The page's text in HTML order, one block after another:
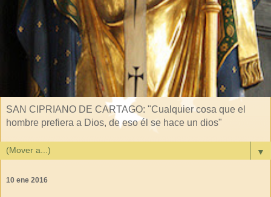
SAN CIPRIANO DE CARTAGO: "Cualquier cosa que el
hombre prefiera a Dios, de eso él se hace un dios"
▼
10 ene 2016